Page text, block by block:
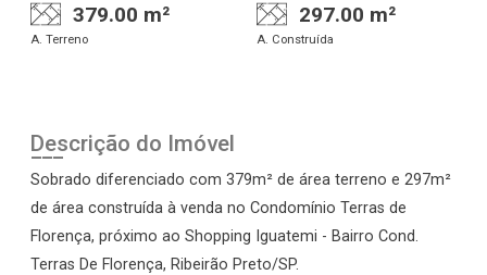
379.00 m²
A. Terreno
297.00 m²
A. Construída
Descrição do Imóvel
Sobrado diferenciado com 379m² de área terreno e 297m²
de área construída à venda no Condomínio Terras de
Florença, próximo ao Shopping Iguatemi - Bairro Cond.
Terras De Florença, Ribeirão Preto/SP.